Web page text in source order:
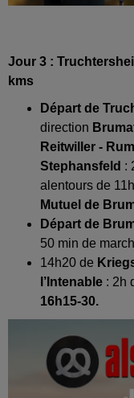
Jour 3 :
kms
Départ de
direction
Reitwiller -
Stephansfeld :
alentours de
Mutuel de
Départ de
50 min de
14h20 de
l’Intenable : 2h
16h15-30.